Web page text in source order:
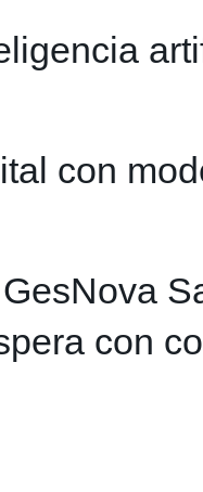
con
con